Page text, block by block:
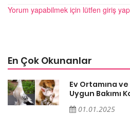
Yorum yapabilmek için lütfen giriş
En Çok Okunanlar
Ev Ortamına
Uygun Bakımı
01.01.2025